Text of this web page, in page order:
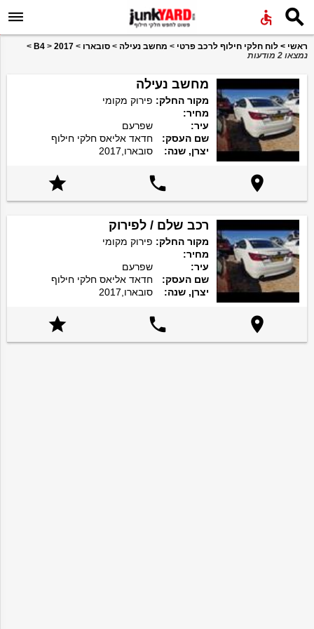
 
ראשי > לוח חלקי חילוף לרכב פרטי > מחשב נעילה > סובארו >
B4 > 2017
>
נמצאו 2 מודעות
מחשב נעילה
מקור החלק: פירוק מקומי
מחיר:
עיר:
שפרעם
שם העסק:
חדאד אליאס חלקי חילוף
יצרן, שנה:
סובארו,2017



רכב שלם / לפירוק
מקור החלק: פירוק מקומי
מחיר:
עיר:
שפרעם
שם העסק:
חדאד אליאס חלקי חילוף
יצרן, שנה:
סובארו,2017


